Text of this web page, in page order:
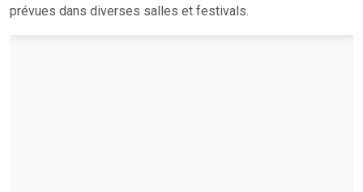
prévues dans diverses salles et festivals.